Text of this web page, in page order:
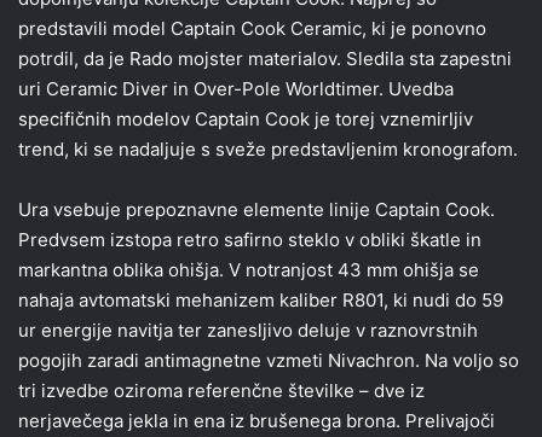
predstavili model Captain Cook Ceramic, ki je ponovno
potrdil, da je Rado mojster materialov. Sledila sta zapestni
uri Ceramic Diver in Over-Pole Worldtimer. Uvedba
specifičnih modelov Captain Cook je torej vznemirljiv
trend, ki se nadaljuje s sveže predstavljenim kronografom.
Ura vsebuje prepoznavne elemente linije Captain Cook.
Predvsem izstopa retro safirno steklo v obliki škatle in
markantna oblika ohišja. V notranjost 43 mm ohišja se
nahaja avtomatski mehanizem kaliber R801, ki nudi do 59
ur energije navitja ter zanesljivo deluje v raznovrstnih
pogojih zaradi antimagnetne vzmeti Nivachron. Na voljo so
tri izvedbe oziroma referenčne številke – dve iz
nerjavečega jekla in ena iz brušenega brona. Prelivajoči